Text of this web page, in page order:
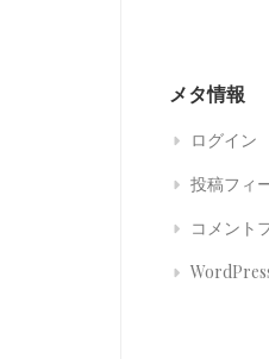
メタ情報
ログイン
投稿フィ
コメント